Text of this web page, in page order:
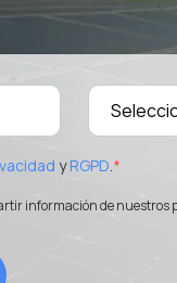
yRGPD.*
información de nuestros